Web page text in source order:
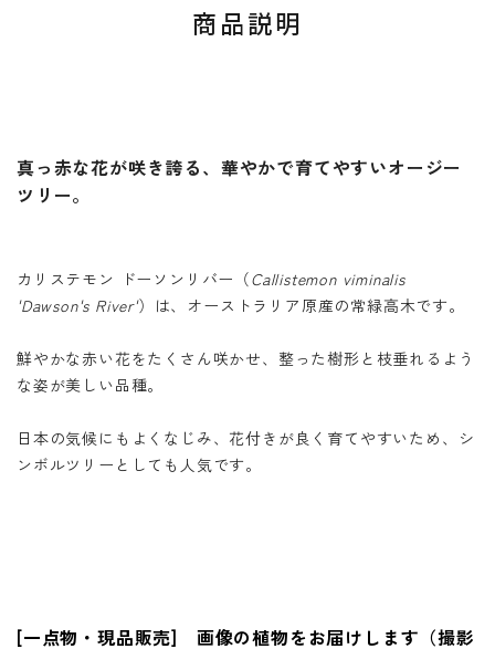
商品説明
真っ赤な花が咲き誇る、華やかで育てやすいオージー
ツリー。
カリステモン ドーソンリバー（Callistemon viminalis
'Dawson's River'）は、オーストラリア原産の常緑高木です。
鮮やかな赤い花をたくさん咲かせ、整った樹形と枝垂れるよう
な姿が美しい品種。
日本の気候にもよくなじみ、花付きが良く育てやすいため、シ
ンボルツリーとしても人気です。
[一点物・現品販売] 画像の植物をお届けします（撮影